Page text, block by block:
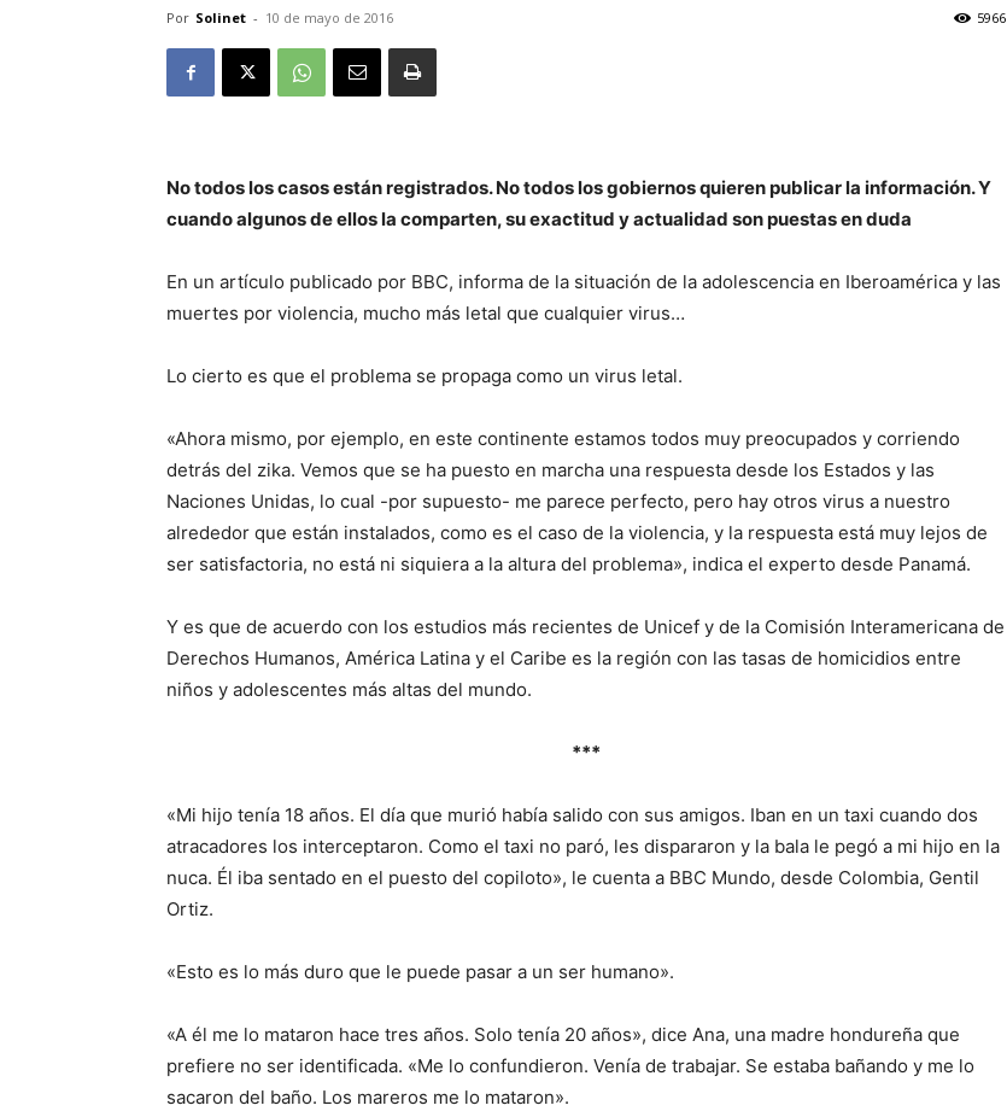
Por Solinet - 10 de mayo de 2016 5966
No todos los casos están registrados. No todos los gobiernos quieren publicar la información. Y
cuando algunos de ellos la comparten, su exactitud y actualidad son puestas en duda
En un artículo publicado por BBC, informa de la situación de la adolescencia en Iberoamérica y las
muertes por violencia, mucho más letal que cualquier virus…
Lo cierto es que el problema se propaga como un virus letal.
«Ahora mismo, por ejemplo, en este continente estamos todos muy preocupados y corriendo
detrás del zika. Vemos que se ha puesto en marcha una respuesta desde los Estados y las
Naciones Unidas, lo cual -por supuesto- me parece perfecto, pero hay otros virus a nuestro
alrededor que están instalados, como es el caso de la violencia, y la respuesta está muy lejos de
ser satisfactoria, no está ni siquiera a la altura del problema», indica el experto desde Panamá.
Y es que de acuerdo con los estudios más recientes de Unicef y de la Comisión Interamericana de
Derechos Humanos, América Latina y el Caribe es la región con las tasas de homicidios entre
niños y adolescentes más altas del mundo.
***
«Mi hijo tenía 18 años. El día que murió había salido con sus amigos. Iban en un taxi cuando dos
atracadores los interceptaron. Como el taxi no paró, les dispararon y la bala le pegó a mi hijo en la
nuca. Él iba sentado en el puesto del copiloto», le cuenta a BBC Mundo, desde Colombia, Gentil
Ortiz.
«Esto es lo más duro que le puede pasar a un ser humano».
«A él me lo mataron hace tres años. Solo tenía 20 años», dice Ana, una madre hondureña que
prefiere no ser identificada. «Me lo confundieron. Venía de trabajar. Se estaba bañando y me lo
sacaron del baño. Los mareros me lo mataron».